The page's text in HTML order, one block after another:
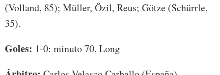
(Volland, 85); Müller, Özil, Reus; Götze (Schürrle,
35).
Goles: 1-0: minuto 70. Long